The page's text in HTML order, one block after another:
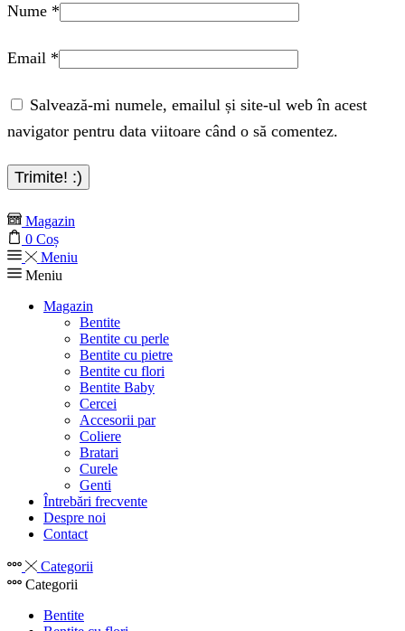
Nume *
Email *
Salvează-mi numele, emailul și site-ul web în acest
navigator pentru data viitoare când o să comentez.
Magazin
0 Coș
Meniu
Meniu
Magazin
Bentite
Bentite cu perle
Bentite cu pietre
Bentite cu flori
Bentite Baby
Cercei
Accesorii par
Coliere
Bratari
Curele
Genti
Întrebări frecvente
Despre noi
Contact
Categorii
Categorii
Bentite